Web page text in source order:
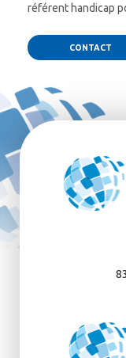
référent handicap
CONTACT